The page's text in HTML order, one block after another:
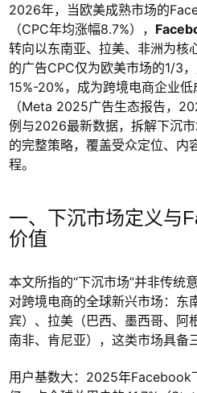
2026年，当欧美成熟市场的
（CPC年均涨幅8.7%），
转向以东南亚、拉美、非洲为
的广告CPC仅为欧美市场的1/3
15%-20%，成为跨境电商企业
（Meta 2025广告生态报告，
例与2026最新数据，拆解下沉
的完整策略，覆盖受众定位、内
程。
一、下沉市场定义与
价值
本文所指的“下沉市场”并非传统
对跨境电商的全球新兴市场：东
宾）、拉美（巴西、墨西哥、阿
南非、肯尼亚），这类市场具备
用户基数大：2025年Facebook